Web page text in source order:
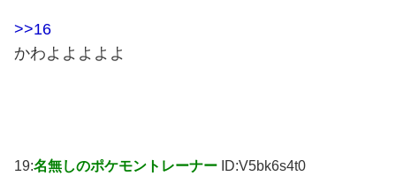
>>16
かわよよよよよ
19:名無しのポケモントレーナー ID:V5bk6s4t0